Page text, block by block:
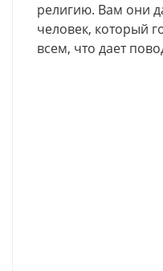
религию. Вам они
человек, который
всем, что дает